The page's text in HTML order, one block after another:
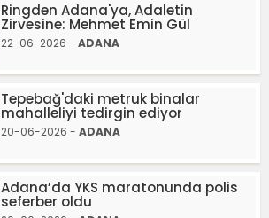
Ringden Adana'ya, Adaletin
Zirvesine: Mehmet Emin Gül
22-06-2026 - ADANA
Tepebağ'daki metruk binalar
mahalleliyi tedirgin ediyor
20-06-2026 - ADANA
Adana’da YKS maratonunda polis
seferber oldu